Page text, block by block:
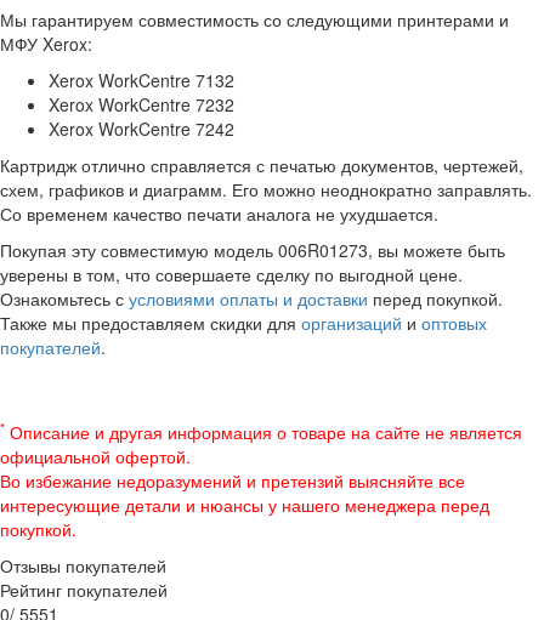
Мы гарантируем совместимость со следующими принтерами и
МФУ Xerox:
Xerox WorkCentre 7132
Xerox WorkCentre 7232
Xerox WorkCentre 7242
Картридж отлично справляется с печатью документов, чертежей,
схем, графиков и диаграмм. Его можно неоднократно заправлять.
Со временем качество печати аналога не ухудшается.
Покупая эту совместимую модель 006R01273, вы можете быть
уверены в том, что совершаете сделку по выгодной цене.
Ознакомьтесь с условиями оплаты и доставки перед покупкой.
Также мы предоставляем скидки для организаций и оптовых
покупателей.
* Описание и другая информация о товаре на сайте не является
официальной офертой.
Во избежание недоразумений и претензий выясняйте все
интересующие детали и нюансы у нашего менеджера перед
покупкой.
Отзывы покупателей
Рейтинг покупателей
0/ 5551